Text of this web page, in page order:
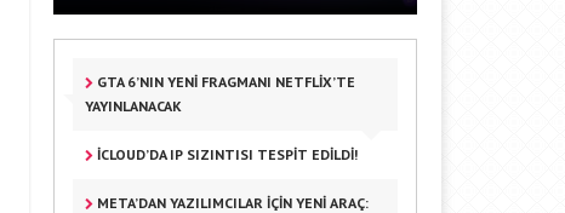
GTA 6’NIN YENI FRAGMANI NETFLIX’TE
YAYINLANACAK
ICLOUD’DA IP SIZINTISI TESPIT EDILDI!
META’DAN YAZILIMCILAR IÇIN YENI ARAÇ: